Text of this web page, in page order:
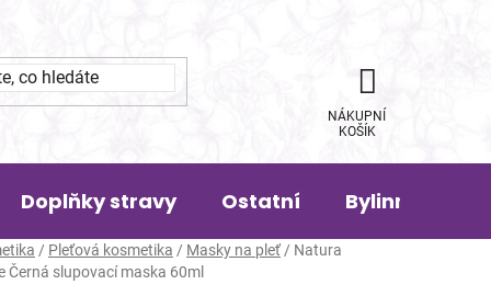
NÁKUPNÍ
KOŠÍK
Doplňky stravy Ostatní Bylinná
/ Pleťová kosmetika / Masky na pleť / Natura
Černá slupovací maska 60ml